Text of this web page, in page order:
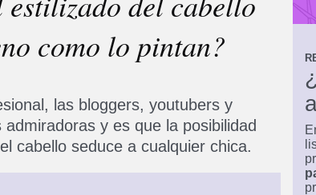
como lo pintan?
las bloggers, youtubers y
y es que la posibilidad
cabello seduce a cualquier chica.